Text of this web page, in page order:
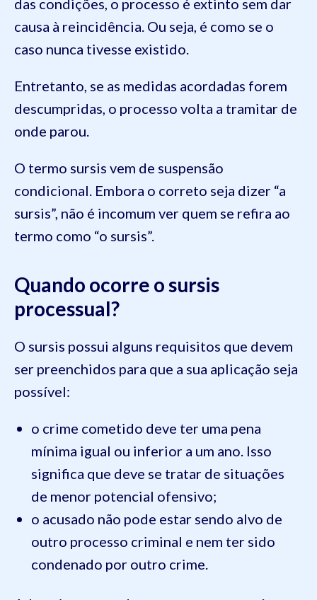
das condições, o processo é extinto sem dar
causa à reincidência. Ou seja, é como se o
caso nunca tivesse existido.
Entretanto, se as medidas acordadas forem
descumpridas, o processo volta a tramitar de
onde parou.
O termo sursis vem de suspensão
condicional. Embora o correto seja dizer “a
sursis”, não é incomum ver quem se refira ao
termo como “o sursis”.
Quando ocorre o sursis
processual?
O sursis possui alguns requisitos que devem
ser preenchidos para que a sua aplicação seja
possível:
o crime cometido deve ter uma pena
mínima igual ou inferior a um ano. Isso
significa que deve se tratar de situações
de menor potencial ofensivo;
o acusado não pode estar sendo alvo de
outro processo criminal e nem ter sido
condenado por outro crime.